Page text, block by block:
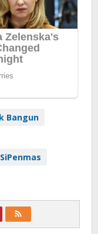
Bangun